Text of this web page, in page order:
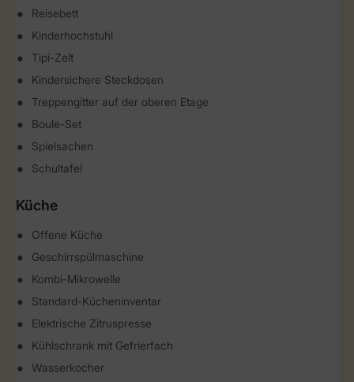
Reisebett
Kinderhochstuhl
Tipi-Zelt
Kindersichere Steckdosen
Treppengitter auf der oberen Etage
Boule-Set
Spielsachen
Schultafel
Küche
Offene Küche
Geschirrspülmaschine
Kombi-Mikrowelle
Standard-Kücheninventar
Elektrische Zitruspresse
Kühlschrank mit Gefrierfach
Wasserkocher